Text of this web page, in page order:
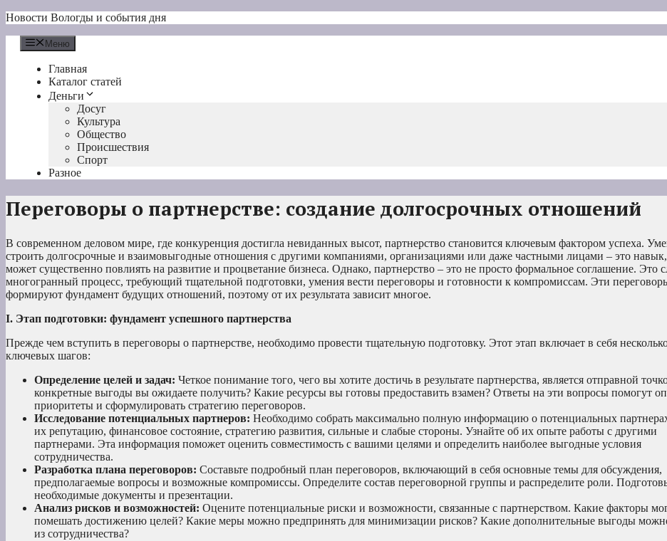
Перейти
содержимому
Новости Вологды и события дня
Меню
Главная
Каталог статей
Деньги
Досуг
Культура
Общество
Происшествия
Спорт
Разное
Переговоры о партнерстве: создание долгосрочных отношений
В современном деловом мире, где конкуренция достигла невиданных высот, партнерство становится ключевым фактором успеха.
строить долгосрочные и взаимовыгодные отношения с другими компаниями, организациями или даже частными лицами – это
может существенно повлиять на развитие и процветание бизнеса. Однако, партнерство – это не просто формальное соглашение. Это
многогранный процесс, требующий тщательной подготовки, умения вести переговоры и готовности к компромиссам. Эти
формируют фундамент будущих отношений, поэтому от их результата зависит многое.
I. Этап подготовки: фундамент успешного партнерства
Прежде чем вступить в переговоры о партнерстве, необходимо провести тщательную подготовку. Этот этап включает в себя
ключевых шагов:
Определение целей и задач: Четкое понимание того, чего вы хотите достичь в результате партнерства, является отправной
конкретные выгоды вы ожидаете получить? Какие ресурсы вы готовы предоставить взамен? Ответы на эти вопросы помогут
приоритеты и сформулировать стратегию переговоров.
Исследование потенциальных партнеров: Необходимо собрать максимально полную информацию о потенциальных
их репутацию, финансовое состояние, стратегию развития, сильные и слабые стороны. Узнайте об их опыте работы с другими
партнерами. Эта информация поможет оценить совместимость с вашими целями и определить наиболее выгодные условия
сотрудничества.
Разработка плана переговоров: Составьте подробный план переговоров, включающий в себя основные темы для обсуждения,
предполагаемые вопросы и возможные компромиссы. Определите состав переговорной группы и распределите роли.
необходимые документы и презентации.
Анализ рисков и возможностей: Оцените потенциальные риски и возможности, связанные с партнерством. Какие факторы
помешать достижению целей? Какие меры можно предпринять для минимизации рисков? Какие дополнительные выгоды
из сотрудничества?